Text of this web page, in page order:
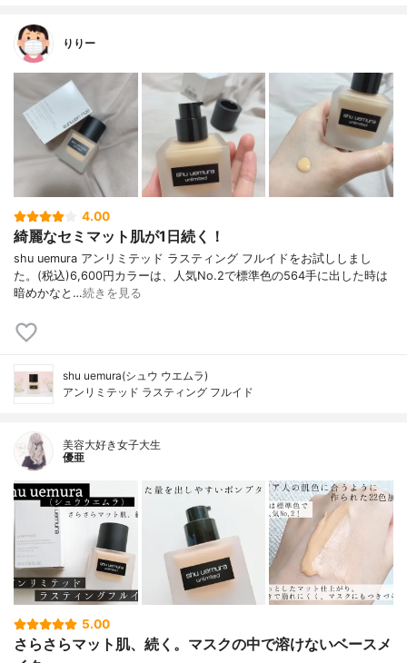
りりー
4.00
綺麗なセミマット肌が1日続く！
shu uemura アンリミテッド ラスティング フルイドをお試ししまし
た。(税込)6,600円カラーは、人気No.2で標準色の564手に出した時は
暗めかなと…続きを見る
shu uemura(シュウ ウエムラ)
アンリミテッド ラスティング フルイド
美容大好き女子大生
優亜
5.00
さらさらマット肌、続く。マスクの中で溶けないベースメ